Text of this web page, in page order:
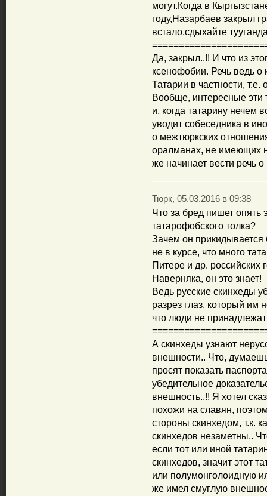
могут.Когда в
году,Назарбаев закрыл
встало,сдыхайте
Да, закрыл..!! И что из
ксенофобии. Речь ведь
Татарии в частности, т.е.
Вообще, интересные эти
и, когда татарину нечем
уводит собеседника в
о межтюркских
оралманах, не имеющих
же начинает вести речь
Тюрк, 05.03.2016 в 09:38
Что за бред пишет опять
татарофобского толка?
Зачем он прикидывается
не в курсе, что много
Питере и др. российских
Наверняка, он это знает!
Ведь русские скинхеды
разрез глаз, который им
что люди не принадлежат
А скинхеды узнают
внешности.. Что,
просят показать
убедительное
внешность..!! Я хотел
похожи на славян,
стороны скинхедом, т.к.
скинхедов незаметны..
если тот или иной
скинхедов, значит этот
или полумонголоидную
же имел смуглую